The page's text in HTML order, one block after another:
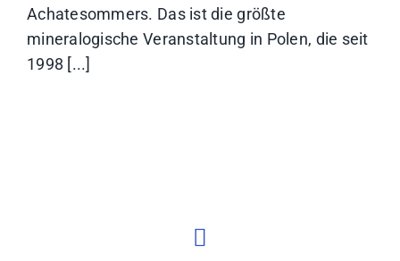
Achatesommers. Das ist die größte
mineralogische Veranstaltung in Polen, die seit
1998 [...]